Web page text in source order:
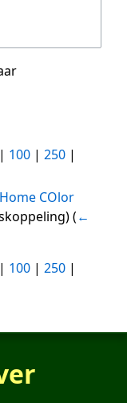
| 100 | 250 |
COlor
(←
| 100 | 250 |